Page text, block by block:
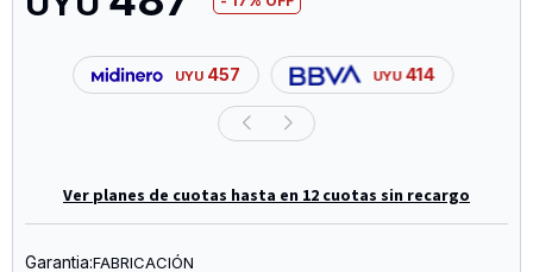
UYU 457 UYU 414
Ver planes de cuotas hasta en 12 cuotas sin recargo
Garantia:FABRICACIÓN